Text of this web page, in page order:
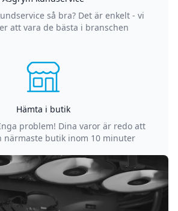
så bra? Det är enkelt - vi
att vara de bästa i branschen
Hämta i butik
problem! Dina varor är redo att
närmaste butik inom 10 minuter